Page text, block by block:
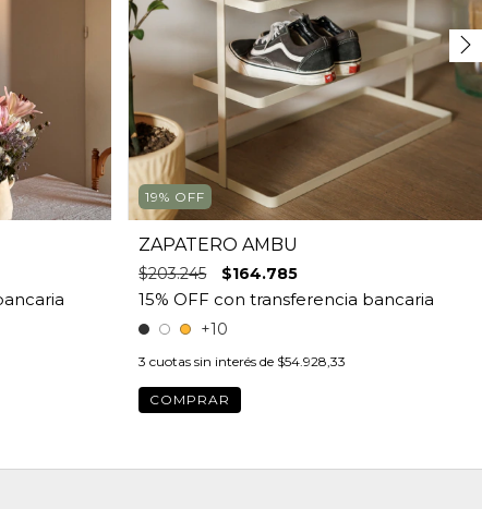
19% OFF
ZAPATERO AMBU
$203.245 $164.785
+10
3 cuotas sin interés de $54.928,33
COMPRAR